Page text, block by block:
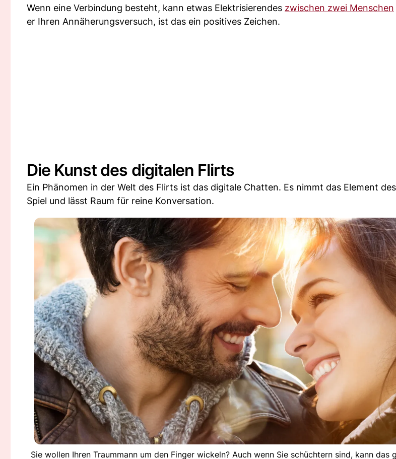
Wenn eine Verbindung besteht, kann etwas Elektrisierendes zwischen zwei Menschen
er Ihren Annäherungsversuch, ist das ein positives Zeichen.
Die Kunst des digitalen Flirts
Ein Phänomen in der Welt des Flirts ist das digitale Chatten. Es nimmt das Element
Spiel und lässt Raum für reine Konversation.
Sie wollen Ihren Traummann um den Finger wickeln? Auch wenn Sie schüchtern sind, kann